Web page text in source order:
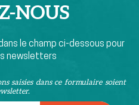
NOUS
le champ ci-dessous pour
newsletters
saisies dans ce formulaire soient